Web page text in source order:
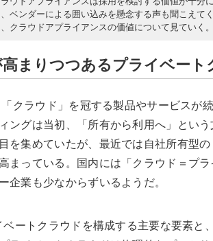
ベンダーによる囲い込みを懸念する声も聞こえて
クラウドアプライアンスの価値について見ていく。
まりつつあるプライベート
クラウド」を冠する製品やサービスが
ングは当初、「所有から利用へ」とい
を集めていたが、最近では自社所有型
まっている。国内には「クラウド＝プ
企業も少なからずいるようだ。
ベートクラウドを構成する主要な要素と